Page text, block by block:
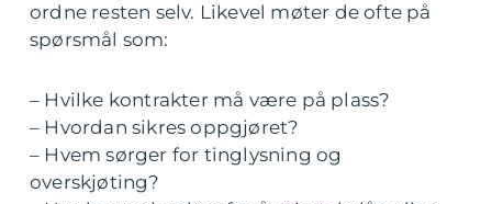
ordne resten selv. Likevel møter de ofte på
spørsmål som:
– Hvilke kontrakter må være på plass?
– Hvordan sikres oppgjøret?
– Hvem sørger for tinglysning og
overskjøting?